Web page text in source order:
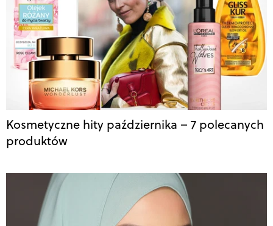
Kosmetyczne hity października – 7 polecanych
produktów